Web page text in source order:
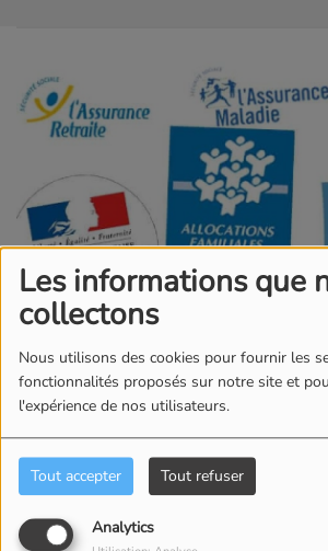
Les informations que
collectons
Nous utilisons des cookies pour fournir les
fonctionnalités proposés sur notre site et
l'expérience de nos utilisateurs.
Tout accepter Tout refuser
Analytics
17 FÉVRIER 2026
Et si vous pouviez bénéficier
sans le savoir ? Par manque
raison de démarches jugées
nombreuses prestations
sollicitées. Le portail